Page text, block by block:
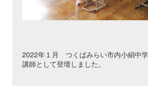
2022年１月 つくばみらい市内小絹中
講師として登壇しました。